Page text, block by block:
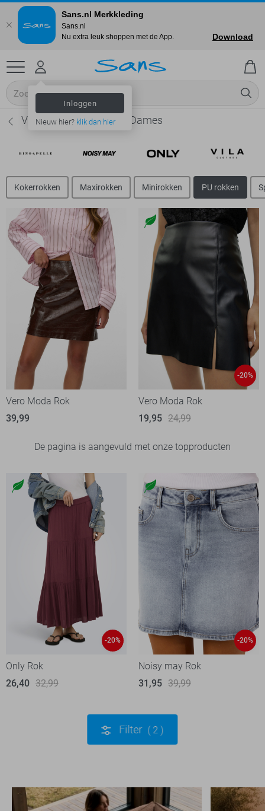
Inloggen
Nieuw hier? klik dan hier
Vero Moda PU rokken - Dames
Kokerrokken Maxirokken Minirokken PU rokken
Vero Moda Rok
39,99
-20%
Vero Moda Rok
19,95 24,99
De pagina is aangevuld met onze topproducten
-20%
Only Rok
26,40 32,99
-20%
Noisy may Rok
31,95 39,99
Filter 2
Sans.nl Merkkleding
Sans.nl
Nu extra leuk shoppen met de App.
Download